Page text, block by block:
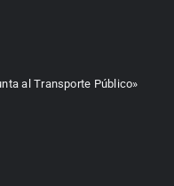
al Transporte Público»